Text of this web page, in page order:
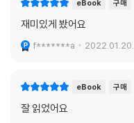
eBook 구매
재미있게 봤어요
f*******a 2022.01.20.
eBook 구매
잘 읽었어요